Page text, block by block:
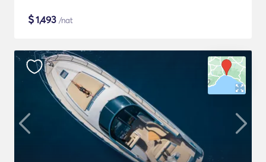
$1,493 /nat